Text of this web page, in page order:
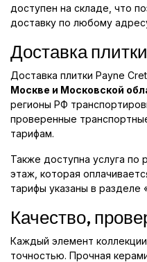
доступен на складе, что
доставку по любому
Доставка
Доставка плитки Payne
Москве и Московской
регионы РФ
проверенные
тарифам.
Также доступна услуга по
этаж, которая
тарифы указаны в разделе
Качество,
Каждый элемент
точностью. Прочная